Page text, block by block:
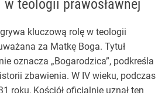
teologii prawosławnej
kluczową rolę w teologii
za Matkę Boga. Tytuł
oznacza „Bogarodzica”, podkreśla
zbawienia. W IV wieku, podczas
roku, Kościół oficjalnie uznał ten